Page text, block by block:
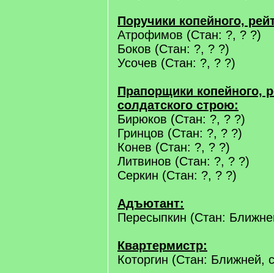
Поручики копейного,
Атрофимов (Стан: ?, ? ?)
Боков (Стан: ?, ? ?)
Усочев (Стан: ?, ? ?)
Прапорщики копейного,
солдатского строю:
Бирюков (Стан: ?, ? ?)
Гринцов (Стан: ?, ? ?)
Конев (Стан: ?, ? ?)
Литвинов (Стан: ?, ? ?)
Серкин (Стан: ?, ? ?)
Адъютант:
Пересыпкин (Стан:
Квартермистр:
Которгин (Стан: Ближней,